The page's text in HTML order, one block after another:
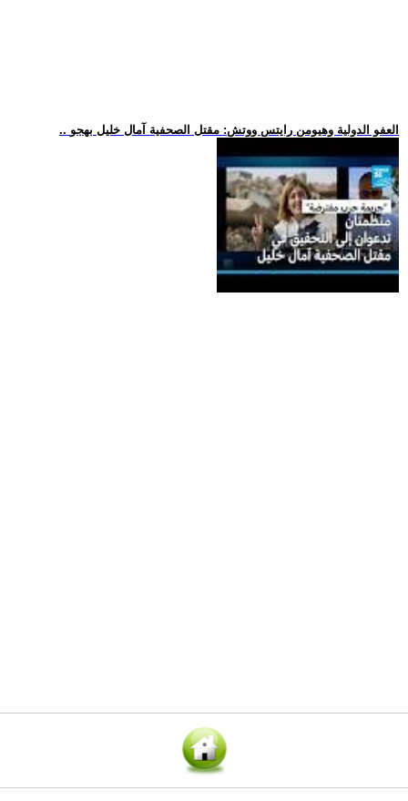
.. العفو الدولية وهيومن رايتس ووتش: مقتل الصحفية آمال خليل بهجو